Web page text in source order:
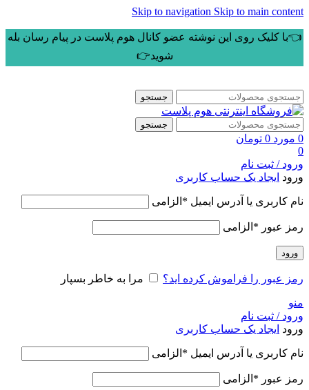
Skip to navigation Skip to main content
👈با کلیک روی این نوشته عضو کانال هوم پلاست در پیام رسان بله
شوید👉
جستجو
جستجو
0 مورد 0 تومان
0
ورود / ثبت نام
ورود ایجاد یک حساب کاربری
نام کاربری یا آدرس ایمیل * الزامی
رمز عبور * الزامی
ورود
رمز عبور را فراموش کرده اید؟ مرا به خاطر بسپار
منو
ورود / ثبت نام
ورود ایجاد یک حساب کاربری
نام کاربری یا آدرس ایمیل * الزامی
رمز عبور * الزامی